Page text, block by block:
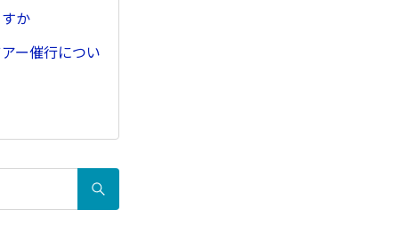
か
ー催行につい